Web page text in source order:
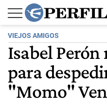
VIEJOS AMIGOS
Isabel Perón
para
"Momo"